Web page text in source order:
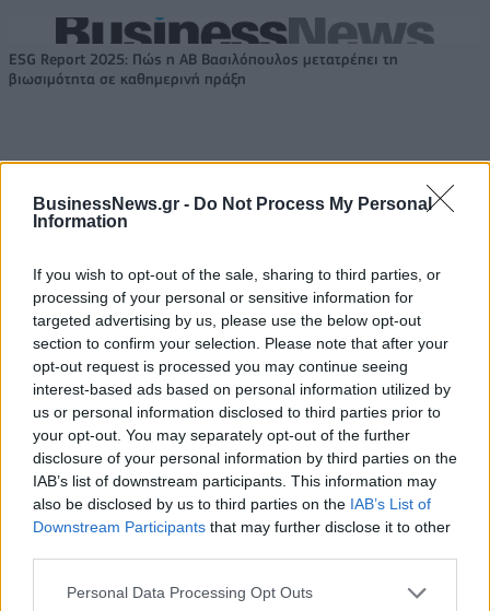
BusinessNews.gr - Do Not Process My Personal
Information
If you wish to opt-out of the sale, sharing to third parties, or
processing of your personal or sensitive information for
targeted advertising by us, please use the below opt-out
section to confirm your selection. Please note that after your
opt-out request is processed you may continue seeing
interest-based ads based on personal information utilized by
us or personal information disclosed to third parties prior to
your opt-out. You may separately opt-out of the further
disclosure of your personal information by third parties on the
IAB’s list of downstream participants. This information may
also be disclosed by us to third parties on the IAB’s List of
Downstream Participants that may further disclose it to other
Personal Data Processing Opt Outs
ESG Report 2025: Πώς η ΑΒ Βασιλόπουλος μετατρέπει τη
βιωσιμότητα σε καθημερινή πράξη
ΠΕΡΙΣΣΌΤΕΡΑ ΣΕ ΑΥΤΉ ΤΗΝ ΚΑΤΗΓΟΡΊΑ
Publicis: Ανάπτυξη 5,8% το
τρίτο τρίμηνο
21/10/2024 - 11:23
Netflix: Στα 9,83 δισ.
δολάρια τα έσοδα γ΄
τριμήνου
21/10/2024 - 11:27